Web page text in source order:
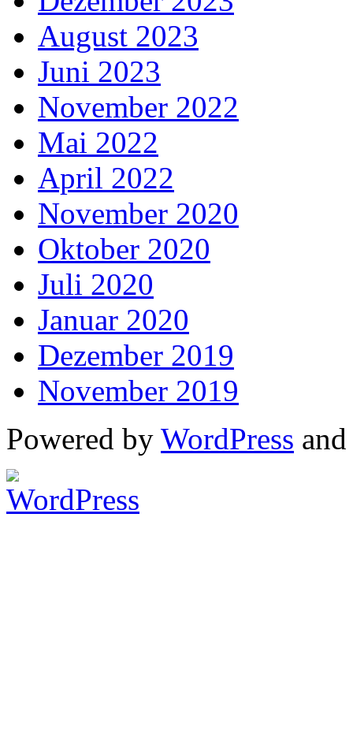
August 2023
Juni 2023
November 2022
Mai 2022
April 2022
November 2020
Oktober 2020
Juli 2020
Januar 2020
Dezember 2019
November 2019
Powered by WordPress